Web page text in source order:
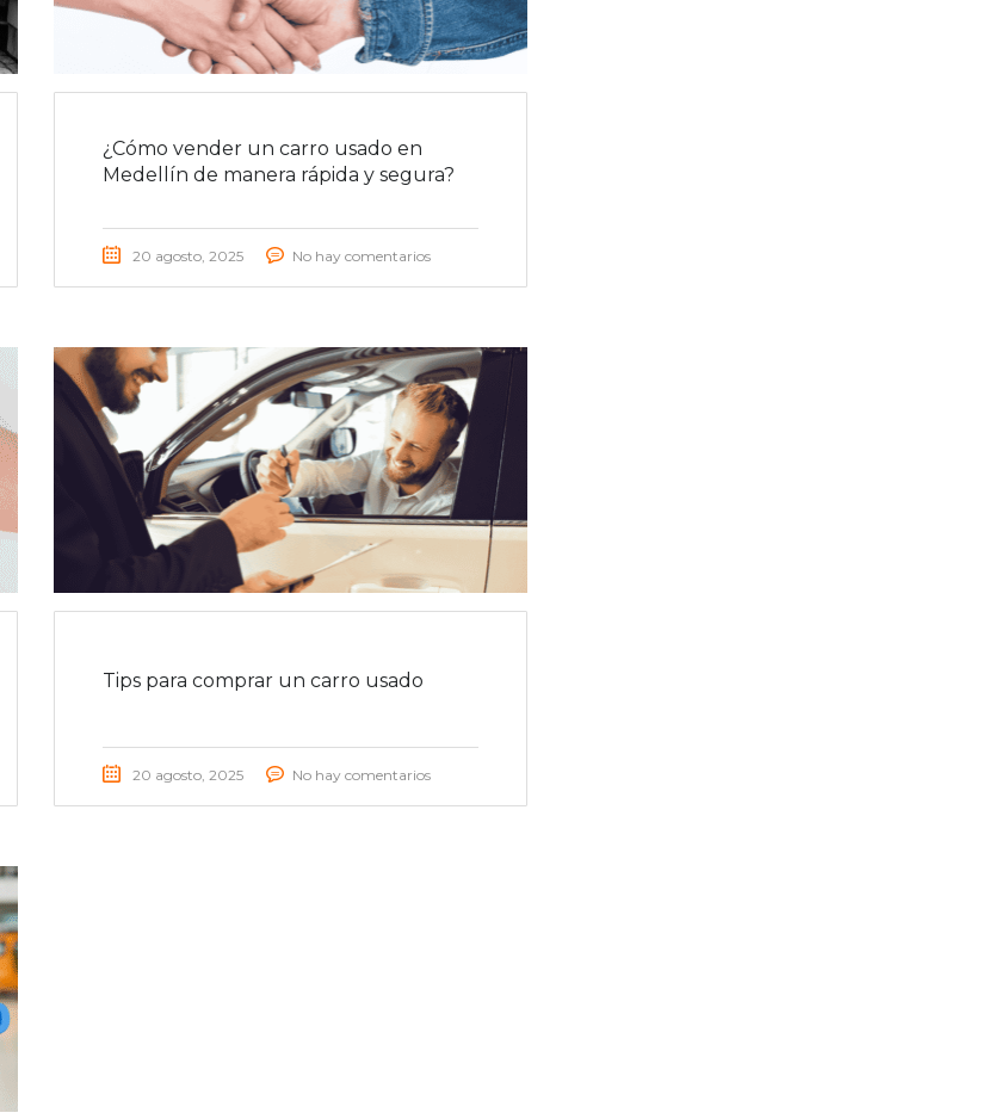
¿Cómo vender un carro usado en
Medellín de manera rápida y segura?
20 agosto, 2025 No hay comentarios
Tips para comprar un carro usado
20 agosto, 2025 No hay comentarios